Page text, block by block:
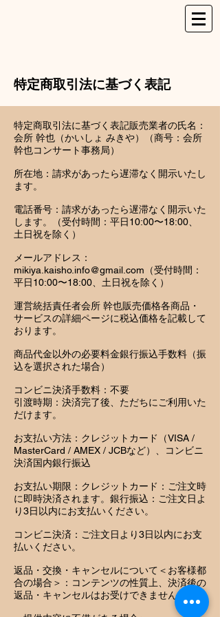
特定商取引法に基づく表記
特定商取引法に基づく表記販売業者の氏名：
会所 幹也（かいしょ みきや）（商号：会所
幹也コンサート事務局）
所在地：請求があったら遅滞なく開示いたし
ます。
電話番号：請求があったら遅滞なく開示いた
します。（受付時間：平日10:00〜18:00、
土日祝を除く）
メールアドレス：
mikiya.kaisho.info@gmail.com （受付時間：
平日10:00〜18:00、土日祝を除く）
運営統括責任者会所 幹也販売価格各商品・
サービスの詳細ページに税込価格を記載して
おります。
商品代金以外の必要料金銀行振込手数料（振
込を選択された場合）
コンビニ決済手数料：不要
引渡時期：決済完了後、ただちにご利用いた
だけます。
お支払い方法：クレジットカード（VISA /
MasterCard / AMEX / JCBなど）、コンビニ
決済国内銀行振込
お支払い期限：クレジットカード：ご注文時
に即時決済されます。銀行振込：ご注文日よ
り3日以内にお支払いください。
コンビニ決済：ご注文日より3日以内にお支
払いください。
返品・交換・キャンセルについて＜お客様都
合の場合＞：コンテンツの性質上、決済後の
返品・キャンセルはお受けできません。